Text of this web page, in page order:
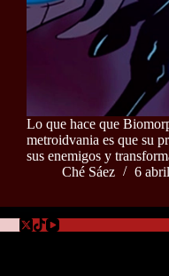
Lo que hace que
metroidvania es que su
sus enemigos y
Ché Sáez
6